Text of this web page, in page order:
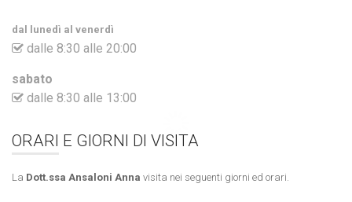
dal lunedì al venerdì
dalle 8:30 alle 20:00
sabato
dalle 8:30 alle 13:00
ORARI E GIORNI DI VISITA
La Dott.ssa Ansaloni Anna visita nei seguenti giorni ed orari.